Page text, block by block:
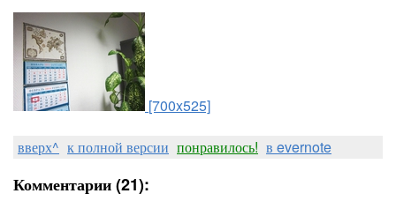
[700x525]
вверх^ к полной версии понравилось! в evernote
Комментарии (21):